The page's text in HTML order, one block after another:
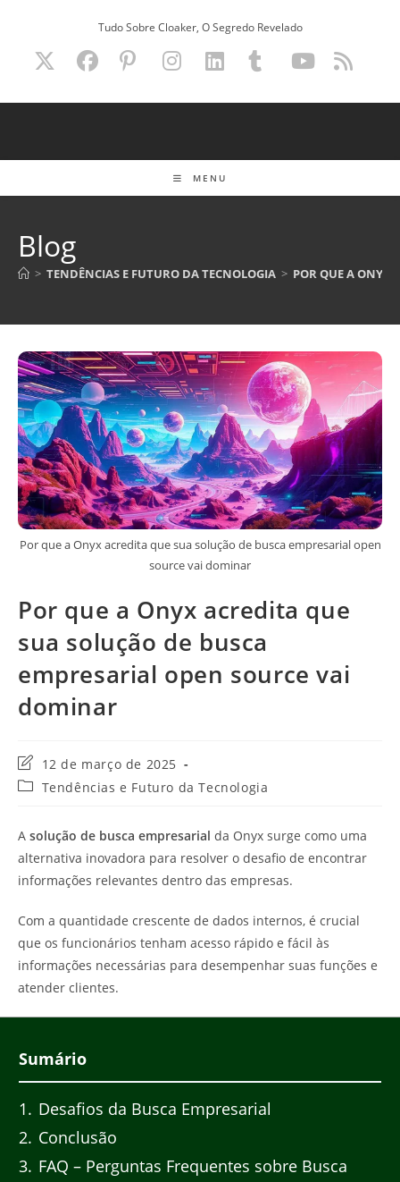
Tudo Sobre Cloaker, O Segredo Revelado
MENU
Blog
> TENDÊNCIAS E FUTURO DA TECNOLOGIA > POR QUE A ONYX
Por que a Onyx acredita que sua solução de busca empresarial open
source vai dominar
Por que a Onyx acredita que
sua solução de busca
empresarial open source vai
dominar
Última
modificação
12 de março de 2025
Categoria
Tendências e Futuro da Tecnologia
A solução de busca empresarial da Onyx surge como uma
alternativa inovadora para resolver o desafio de encontrar
informações relevantes dentro das empresas.
Com a quantidade crescente de dados internos, é crucial
que os funcionários tenham acesso rápido e fácil às
informações necessárias para desempenhar suas funções e
atender clientes.
Sumário
1
Desafios da Busca Empresarial
2 Conclusão
3 FAQ – Perguntas Frequentes sobre Busca